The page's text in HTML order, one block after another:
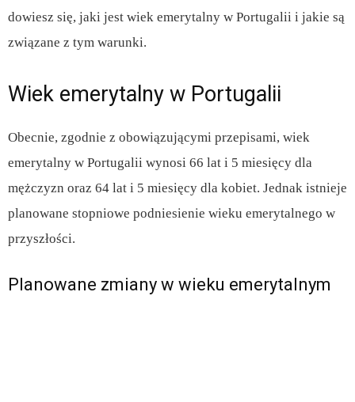
dowiesz się, jaki jest wiek emerytalny w Portugalii i jakie są
związane z tym warunki.
Wiek emerytalny w Portugalii
Obecnie, zgodnie z obowiązującymi przepisami, wiek
emerytalny w Portugalii wynosi 66 lat i 5 miesięcy dla
mężczyzn oraz 64 lat i 5 miesięcy dla kobiet. Jednak istnieje
planowane stopniowe podniesienie wieku emerytalnego w
przyszłości.
Planowane zmiany w wieku emerytalnym